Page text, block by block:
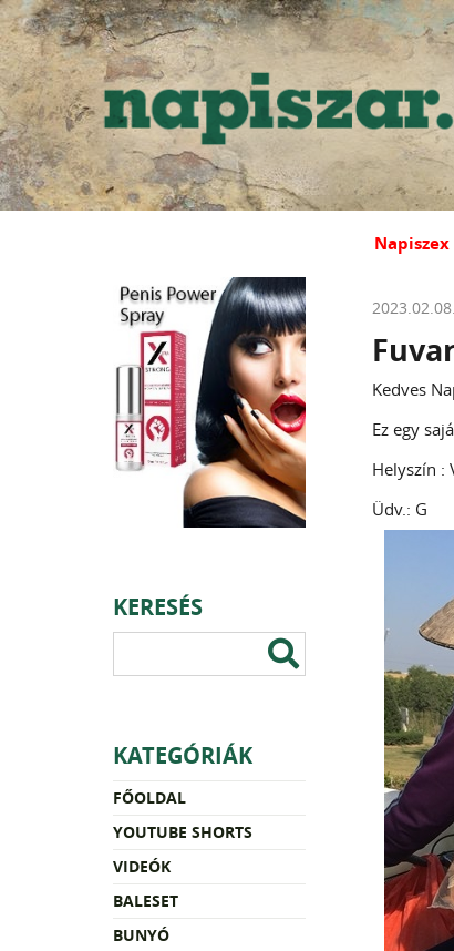
Napiszex
KERESÉS
KATEGÓRIÁK
FŐOLDAL
YOUTUBE SHORTS
VIDEÓK
BALESET
BUNYÓ
2023.02.08.
Kedves
Ez egy
Helyszín :
Üdv.: G